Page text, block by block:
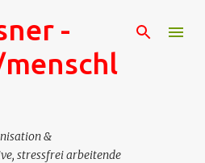
Hauptbereich
-
&
stressfrei arbeitende